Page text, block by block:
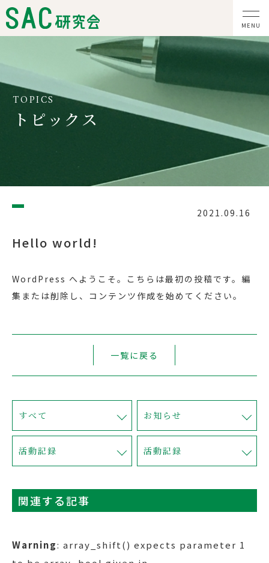
TOPICS
トピックス
2021.09.16
Hello world!
WordPress へようこそ。こちらは最初の投稿です。編
集または削除し、コンテンツ作成を始めてください。
一覧に戻る
すべて お知らせ
活動記録 活動記録
関連する記事
Warning: array_shift() expects parameter 1